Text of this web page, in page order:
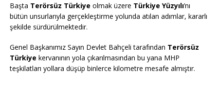
Başta Terörsüz Türkiye olmak üzere Türkiye Yüzyılı’nı
bütün unsurlarıyla gerçekleştirme yolunda atılan adımlar, kararlı
şekilde sürdürülmektedir.
Genel Başkanımız Sayın Devlet Bahçeli tarafından Terörsüz
Türkiye kervanının yola çıkarılmasından bu yana MHP
teşkilatları yollara düşüp binlerce kilometre mesafe almıştır.